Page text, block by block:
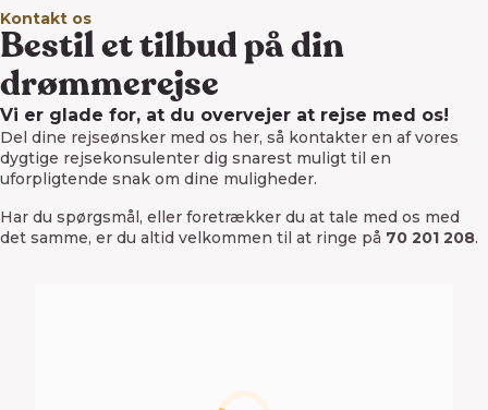
Kontakt os
Bestil et tilbud på din
drømmerejse
Vi er glade for, at du overvejer at rejse med os!
Del dine rejseønsker med os her, så kontakter en af vores
dygtige rejsekonsulenter dig snarest muligt til en
uforpligtende snak om dine muligheder.
Har du spørgsmål, eller foretrækker du at tale med os med
det samme, er du altid velkommen til at ringe på 70 201 208.